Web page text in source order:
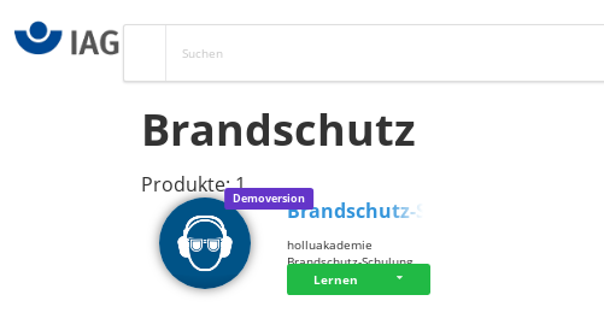
Brandschutz
Produkte: 1
DemoversionBrandschutz-Sch…
holluakademie
Brandschutz-Schulung
Lernen